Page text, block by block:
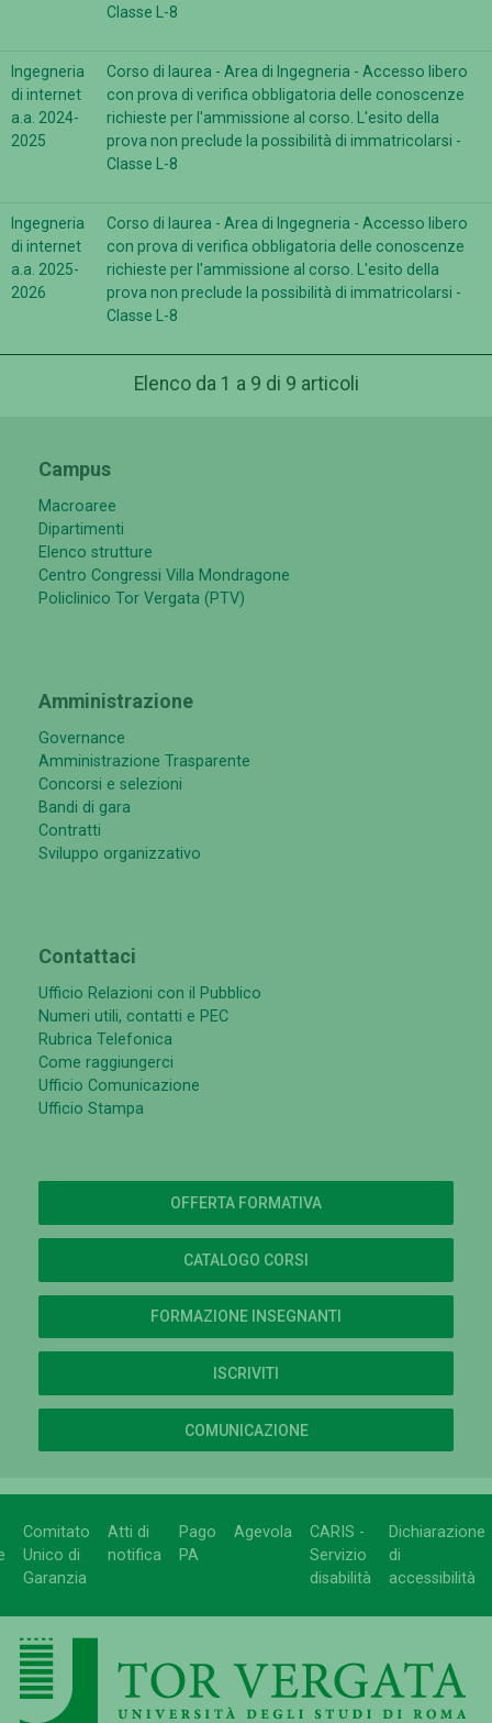
Classe L-8
Ingegneria
di internet
a.a. 2024-
2025
Corso di laurea - Area di Ingegneria - Accesso libero
con prova di verifica obbligatoria delle conoscenze
richieste per l'ammissione al corso. L'esito della
prova non preclude la possibilità di immatricolarsi -
Classe L-8
Ingegneria
di internet
a.a. 2025-
2026
Corso di laurea - Area di Ingegneria - Accesso libero
con prova di verifica obbligatoria delle conoscenze
richieste per l'ammissione al corso. L'esito della
prova non preclude la possibilità di immatricolarsi -
Classe L-8
Elenco da 1 a 9 di 9 articoli
Campus
Macroaree
Dipartimenti
Elenco strutture
Centro Congressi Villa Mondragone
Policlinico Tor Vergata (PTV)
Amministrazione
Governance
Amministrazione Trasparente
Concorsi e selezioni
Bandi di gara
Contratti
Sviluppo organizzativo
Contattaci
Ufficio Relazioni con il Pubblico
Numeri utili, contatti e PEC
Rubrica Telefonica
Come raggiungerci
Ufficio Comunicazione
Ufficio Stampa
OFFERTA FORMATIVA
CATALOGO CORSI
FORMAZIONE INSEGNANTI
ISCRIVITI
COMUNICAZIONE
Comitato
Unico di
Garanzia
Atti di
notifica
Pago
PA
Agevola
CARIS -
Servizio
disabilità
Dichiarazione
di
accessibilità